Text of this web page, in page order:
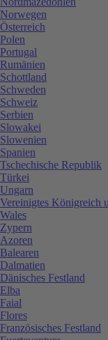
Norwegen
Österreich
Polen
Portugal
Rumänien
Schottland
Schweden
Schweiz
Serbien
Slowakei
Slowenien
Spanien
Tschechische Republik
Türkei
Ungarn
Vereinigtes Königreich
Wales
Zypern
Azoren
Balearen
Dalmatien
Dänisches Festland
Elba
Faial
Flores
Französisches Festland